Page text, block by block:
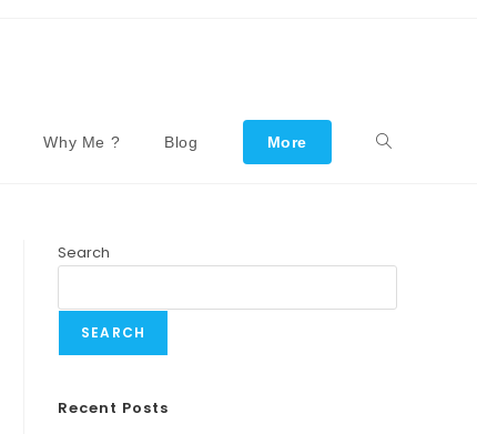
Why Me ? Blog More Toggle
Search
Search
SEARCH
Recent Posts